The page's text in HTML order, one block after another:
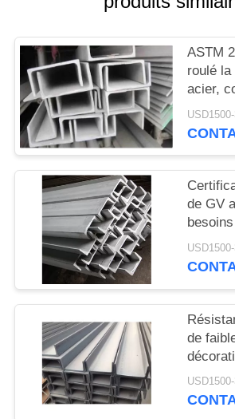
DEMANDEZ
UN
DEVIS
PLAN
DU
SITE
PRIVACY
POLICY
ASTM
roulé la
acier,
de
au
de GV
d'acier
de